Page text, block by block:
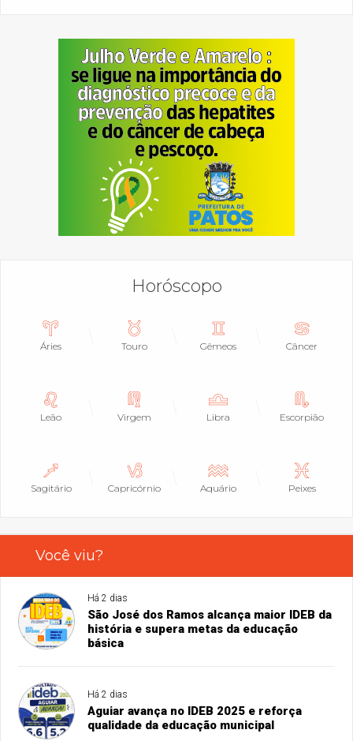
Horóscopo
Áries Touro Gêmeos Câncer
Leão Virgem Libra Escorpião
Sagitário Capricórnio Aquário Peixes
Você viu?
Há 2 dias
São José dos Ramos alcança maior IDEB da
história e supera metas da educação
básica
Há 2 dias
Aguiar avança no IDEB 2025 e reforça
qualidade da educação municipal